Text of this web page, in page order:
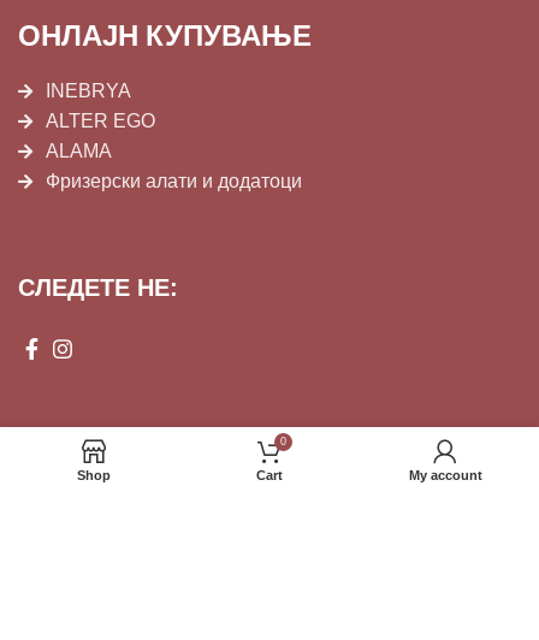
ОНЛАЈН КУПУВАЊЕ
INEBRYA
ALTER EGO
ALAMA
Фризерски алати и додатоци
СЛЕДЕТЕ НЕ:
Shop
0
Cart My account